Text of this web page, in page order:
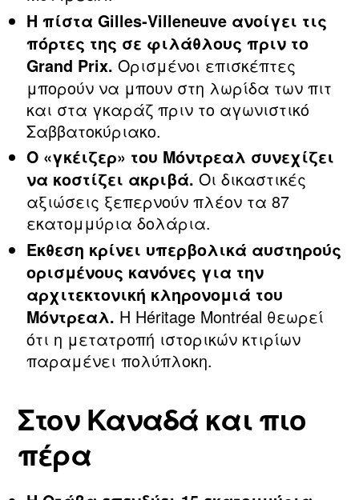
Η πίστα Gilles‑Villeneuve ανοίγει τις
πόρτες της σε φιλάθλους πριν το
Grand Prix. Ορισμένοι επισκέπτες
μπορούν να μπουν στη λωρίδα των πιτ
και στα γκαράζ πριν το αγωνιστικό
Σαββατοκύριακο.
Ο «γκέιζερ» του Μόντρεαλ συνεχίζει
να κοστίζει ακριβά. Οι δικαστικές
αξιώσεις ξεπερνούν πλέον τα 87
εκατομμύρια δολάρια.
Έκθεση κρίνει υπερβολικά αυστηρούς
ορισμένους κανόνες για την
αρχιτεκτονική κληρονομιά του
Μόντρεαλ. Η Héritage Montréal θεωρεί
ότι η μετατροπή ιστορικών κτιρίων
παραμένει πολύπλοκη.
Στον Καναδά και πιο
πέρα